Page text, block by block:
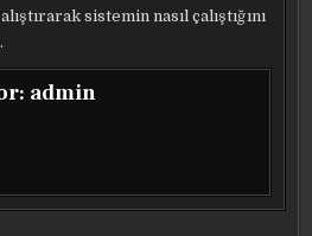
sistemin nasıl çalıştığını
admin